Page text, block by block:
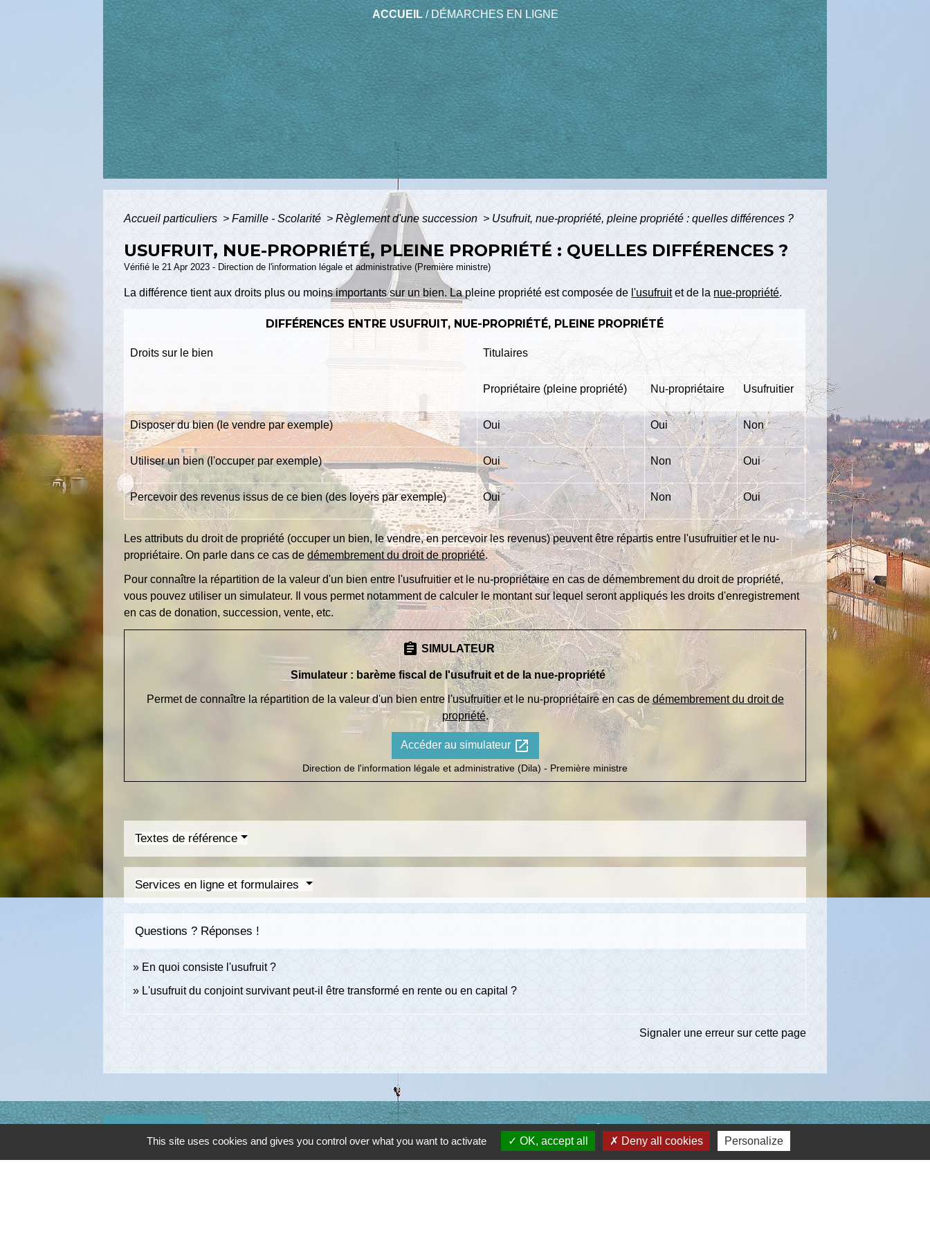
ACCUEIL/DÉMARCHES EN LIGNE
Accueil particuliers > Famille - Scolarité > Règlement d'une succession > Usufruit, nue-propriété, pleine propriété : quelles différences ?
USUFRUIT, NUE-PROPRIÉTÉ, PLEINE PROPRIÉTÉ : QUELLES DIFFÉRENCES ?
Vérifié le 21 Apr 2023 - Direction de l'information légale et administrative (Première ministre)
La différence tient aux droits plus ou moins importants sur un bien. La pleine propriété est composée de l'usufruitet de la nue-propriété.
DIFFÉRENCES ENTRE USUFRUIT, NUE-PROPRIÉTÉ, PLEINE PROPRIÉTÉ
Droits sur le bien Titulaires
Propriétaire (pleine propriété) Nu-propriétaire Usufruitier
Disposer du bien (le vendre par exemple) Oui Oui Non
Utiliser un bien (l'occuper par exemple) Oui Non Oui
Percevoir des revenus issus de ce bien (des loyers par exemple) Oui Non Oui
Les attributs du droit de propriété (occuper un bien, le vendre, en percevoir les revenus) peuvent être répartis entre l'usufruitier et le nu-
propriétaire. On parle dans ce cas dedémembrement du droit de propriété.
Pour connaître la répartition de la valeur d'un bien entre l'usufruitier et le nu-propriétaire en cas de démembrement du droit de propriété,
vous pouvez utiliser un simulateur. Il vous permet notamment de calculer le montant sur lequel seront appliqués les droits d'enregistrement
en cas de donation, succession, vente, etc.
assignment SIMULATEUR
Simulateur : barème fiscal de l'usufruit et de la nue-propriété
Permet de connaître la répartition de la valeur d'un bien entre l'usufruitier et le nu-propriétaire en cas dedémembrement du droit de
propriété.
Accéder au simulateur open_in_new
Direction de l'information légale et administrative (Dila) - Première ministre
Textes de référence
Services en ligne et formulaires
Questions ? Réponses !
En quoi consiste l'usufruit ?
L'usufruit du conjoint survivant peut-il être transformé en rente ou en capital ?
Signaler une erreur sur cette page
Contacts
Commune de Cambon d'Albi
Liens
Communauté d'Agglomération de l'Albigeois (C2A)
This site uses cookies and gives you control over what you want to activate OK, accept all Deny all cookies Personalize